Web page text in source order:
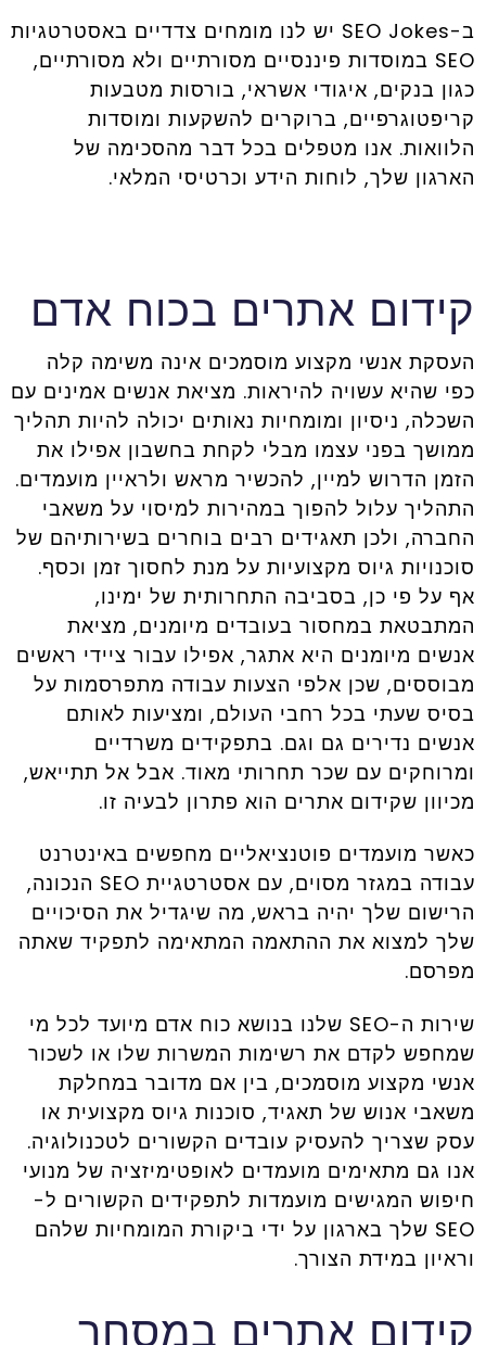
ב-SEO Jokes יש לנו מומחים צדדיים באסטרטגיות
SEO במוסדות פיננסיים מסורתיים ולא מסורתיים,
כגון בנקים, איגודי אשראי, בורסות מטבעות
קריפטוגרפיים, ברוקרים להשקעות ומוסדות
הלוואות. אנו מטפלים בכל דבר מהסכימה של
הארגון שלך, לוחות הידע וכרטיסי המלאי.
קידום אתרים בכוח אדם
העסקת אנשי מקצוע מוסמכים אינה משימה קלה
כפי שהיא עשויה להיראות. מציאת אנשים אמינים עם
השכלה, ניסיון ומומחיות נאותים יכולה להיות תהליך
ממושך בפני עצמו מבלי לקחת בחשבון אפילו את
הזמן הדרוש למיין, להכשיר מראש ולראיין מועמדים.
התהליך עלול להפוך במהירות למיסוי על משאבי
החברה, ולכן תאגידים רבים בוחרים בשירותיהם של
סוכנויות גיוס מקצועיות על מנת לחסוך זמן וכסף.
אף על פי כן, בסביבה התחרותית של ימינו,
המתבטאת במחסור בעובדים מיומנים, מציאת
אנשים מיומנים היא אתגר, אפילו עבור ציידי ראשים
מבוססים, שכן אלפי הצעות עבודה מתפרסמות על
בסיס שעתי בכל רחבי העולם, ומציעות לאותם
אנשים נדירים גם וגם. בתפקידים משרדיים
ומרוחקים עם שכר תחרותי מאוד. אבל אל תתייאש,
מכיוון שקידום אתרים הוא פתרון לבעיה זו.
כאשר מועמדים פוטנציאליים מחפשים באינטרנט
עבודה במגזר מסוים, עם אסטרטגיית SEO הנכונה,
הרישום שלך יהיה בראש, מה שיגדיל את הסיכויים
שלך למצוא את ההתאמה המתאימה לתפקיד שאתה
מפרסם.
שירות ה-SEO שלנו בנושא כוח אדם מיועד לכל מי
שמחפש לקדם את רשימות המשרות שלו או לשכור
אנשי מקצוע מוסמכים, בין אם מדובר במחלקת
משאבי אנוש של תאגיד, סוכנות גיוס מקצועית או
עסק שצריך להעסיק עובדים הקשורים לטכנולוגיה.
אנו גם מתאימים מועמדים לאופטימיזציה של מנועי
חיפוש המגישים מועמדות לתפקידים הקשורים ל-
SEO שלך בארגון על ידי ביקורת המומחיות שלהם
וראיון במידת הצורך.
קידום אתרים במסחר